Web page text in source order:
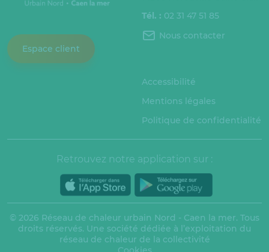
Espace client
Tél. : 02 31 47 51 85
Nous contacter
Accessibilité
Mentions légales
Politique de confidentialité
Retrouvez notre application sur :
© 2026 Réseau de chaleur urbain Nord - Caen la mer. Tous
droits réservés. Une société dédiée à l’exploitation du
réseau de chaleur de la collectivité